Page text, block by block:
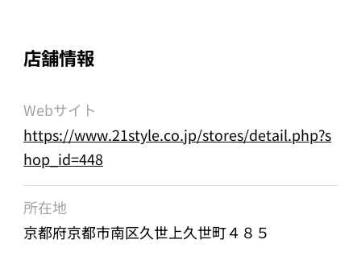
店舗情報
Webサイト
https://www.21style.co.jp/stores/detail.php?s
hop_id=448
所在地
京都府京都市南区久世上久世町４８５